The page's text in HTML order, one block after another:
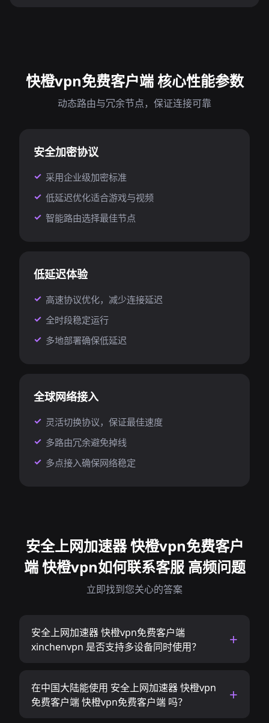
快橙vpn免费客户端 核心性能参数
动态路由与冗余节点，保证连接可靠
安全加密协议
采用企业级加密标准
低延迟优化适合游戏与视频
智能路由选择最佳节点
低延迟体验
高速协议优化，减少连接延迟
全时段稳定运行
多地部署确保低延迟
全球网络接入
灵活切换协议，保证最佳速度
多路由冗余避免掉线
多点接入确保网络稳定
安全上网加速器 快橙vpn免费客户
端 快橙vpn如何联系客服 高频问题
立即找到您关心的答案
安全上网加速器 快橙vpn免费客户端
xinchenvpn 是否支持多设备同时使用？
在中国大陆能使用 安全上网加速器 快橙vpn
免费客户端 快橙vpn免费客户端 吗？